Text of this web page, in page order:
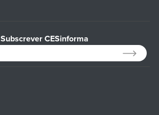
Subscrever CESinforma